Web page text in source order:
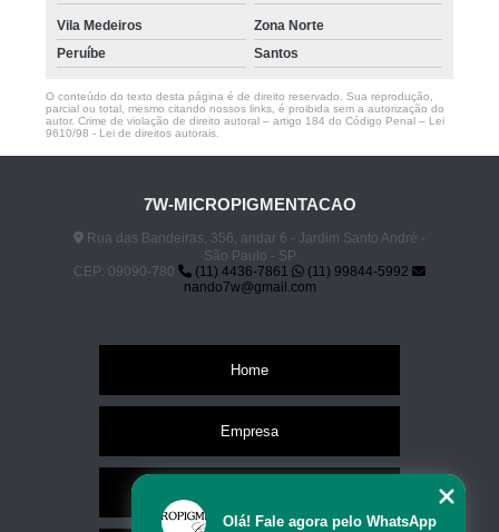
Vila Medeiros
Zona Norte
Peruíbe
Santos
O conteúdo do texto desta página é de direito reservado. Sua reprodução,
parcial ou total, mesmo citando nossos links, é proibida sem a autorização do
autor. Crime de violação de direito autoral – artigo 184 do Código Penal – Lei
9610/98 - Lei de direitos autorais
7W-MICROPIGMENTACAO
Rua das Bandeiras, 356, andar 6 - Jardim Santo André -
São Paulo - SP
CEP: 09090-780
(11) 4436-7861
(11) 99844-5992
nando7w@gmail.com
Home
Empresa
Olá! Fale agora pelo WhatsApp